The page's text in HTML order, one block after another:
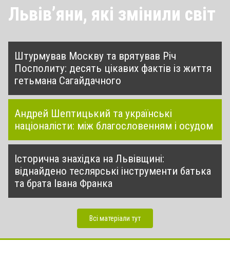
Львівʼяни, які змінили світ
Штурмував Москву та врятував Річ
Посполиту: десять цікавих фактів із життя
гетьмана Сагайдачного
Андрей Шептицький та українські
націоналісти: між благословенням і осудом
Історична знахідка на Львівщині:
віднайдено теслярські інструменти батька
та брата Івана Франка
Всі матеріали тут